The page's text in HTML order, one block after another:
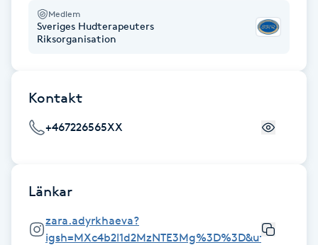
Fillers
Fotmassage
Fotsvamp
Fransar
Fransborttagning
Medlem
Sveriges Hudterapeuters
Riksorganisation
Kontakt
+467226565XX
Länkar
zara.adyrkhaeva?